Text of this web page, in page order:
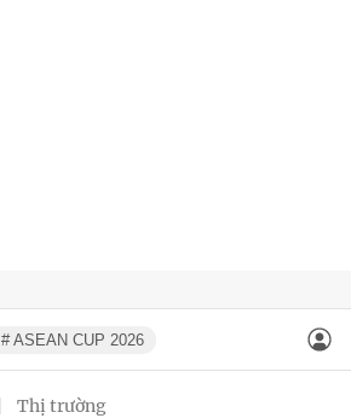
# ASEAN CUP 2026
Thị trường